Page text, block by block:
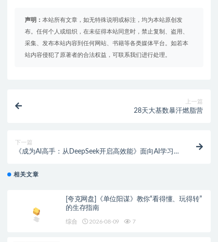
声明： 本站所有文章，如无特殊说明或标注，均为本站原创发
布。任何个人或组织，在未征得本站同意时，禁止复制、盗用、
采集、发布本站内容到任何网站、书籍等各类媒体平台。如若本
站内容侵犯了原著者的合法权益，可联系我们进行处理。
上一篇
28天大基数暴汗燃脂营
下一篇
《成为AI高手：从DeepSeek开启高效能》面向AI学习者
相关文章
[夸克网盘]《单位阳谋》教你“看得懂、玩得转”
的生存指南
综合 2026-08-09 7